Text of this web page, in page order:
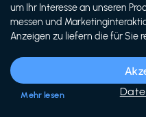
Siech Cycles
Entdecke den Schweizer
Mehr lesen
um Ihr Interesse an unseren
messen und
Anzeigen zu liefern die für Sie